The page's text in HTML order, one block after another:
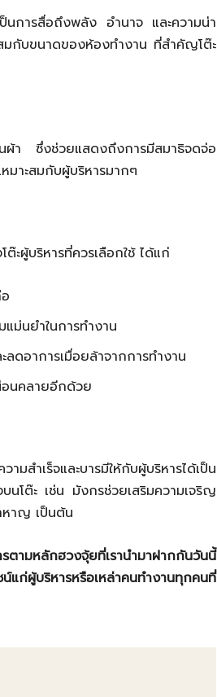
นการสื่อถึงพลัง อำนาจ และความน่า
มกับขนาดของห้องทำงาน ที่สำคัญโต๊ะ
นผ้า ซึ่งช่วยแสดงถึงการมีสมาธิจดจ่อ
มาะสมกับผู้บริหารมากๆ
ผู้บริหารที่ควรเลือกใช้ ได้แก่
ม่นยำในการทำงาน
ดอาการเมื่อยล้าจากการทำงาน
อนคลายอีกด้วย
มสำเร็จและบารมีให้กับผู้บริหารได้เป็น
โต๊ะ เช่น มังกรช่วยเสริมความเจริญ
หาญ เป็นต้น
มหลักฮวงจุ้ยที่เรานำมาฝากกันวันนี้
แก่ผู้บริหารหรือเหล่าคนทำงานทุกคนที่